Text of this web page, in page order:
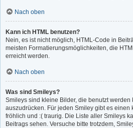
Nach oben
Kann ich HTML benutzen?
Nein, es ist nicht möglich, HTML-Code in
meisten Formatierungsmöglichkeiten, die
erreicht werden.
Nach oben
Was sind Smileys?
Smileys sind kleine Bilder, die benutzt werden
auszudrücken. Für jeden Smiley gibt es einen
fröhlich und :( traurig. Die Liste aller Smileys
Beitrags sehen. Versuche bitte trotzdem,